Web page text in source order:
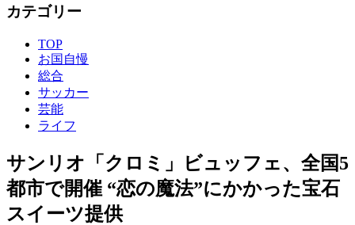
カテゴリー
TOP
お国自慢
総合
サッカー
芸能
ライフ
サンリオ「クロミ」ビュッフェ、全国5
都市で開催 “恋の魔法”にかかった宝石
スイーツ提供